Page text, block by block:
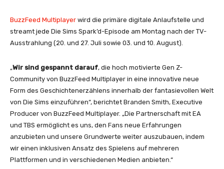
BuzzFeed Multiplayer wird die primäre digitale Anlaufstelle und
streamt jede Die Sims Spark’d-Episode am Montag nach der TV-
Ausstrahlung (20. und 27. Juli sowie 03. und 10. August).
„Wir sind gespannt darauf, die hoch motivierte Gen Z-
Community von BuzzFeed Multiplayer in eine innovative neue
Form des Geschichtenerzählens innerhalb der fantasievollen Welt
von Die Sims einzuführen“, berichtet Branden Smith, Executive
Producer von BuzzFeed Multiplayer. „Die Partnerschaft mit EA
und TBS ermöglicht es uns, den Fans neue Erfahrungen
anzubieten und unsere Grundwerte weiter auszubauen, indem
wir einen inklusiven Ansatz des Spielens auf mehreren
Plattformen und in verschiedenen Medien anbieten.“